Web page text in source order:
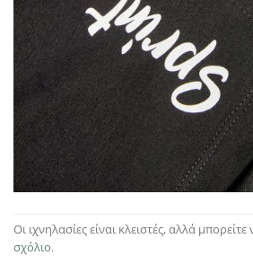
Οι ιχνηλασίες είναι κλειστές, αλλά
σχόλιο.